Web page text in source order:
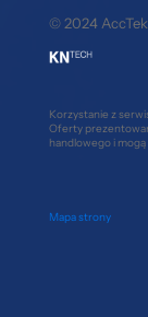
© 2024
Korzystanie z
Oferty
handlowego i
Mapa strony